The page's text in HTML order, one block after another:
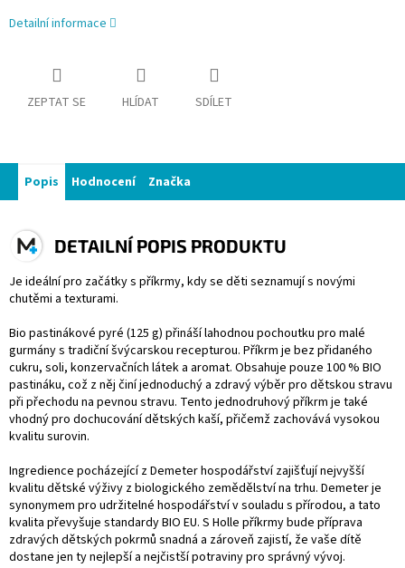
Detailní informace
ZEPTAT SE HLÍDAT SDÍLET
Popis Hodnocení Značka
DETAILNÍ POPIS PRODUKTU
Je ideální pro začátky s příkrmy, kdy se děti seznamují s novými
chutěmi a texturami.
Bio pastinákové pyré (125 g) přináší lahodnou pochoutku pro malé
gurmány s tradiční švýcarskou recepturou. Příkrm je bez přidaného
cukru, soli, konzervačních látek a aromat. Obsahuje pouze 100 % BIO
pastináku, což z něj činí jednoduchý a zdravý výběr pro dětskou stravu
při přechodu na pevnou stravu. Tento jednodruhový příkrm je také
vhodný pro dochucování dětských kaší, přičemž zachovává vysokou
kvalitu surovin.
Ingredience pocházející z Demeter hospodářství zajišťují nejvyšší
kvalitu dětské výživy z biologického zemědělství na trhu. Demeter je
synonymem pro udržitelné hospodářství v souladu s přírodou, a tato
kvalita převyšuje standardy BIO EU. S Holle příkrmy bude příprava
zdravých dětských pokrmů snadná a zároveň zajistí, že vaše dítě
dostane jen ty nejlepší a nejčistší potraviny pro správný vývoj.